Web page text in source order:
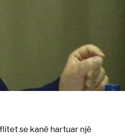
se kanë hartuar një